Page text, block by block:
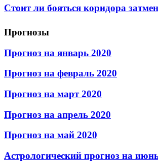
Стоит ли бояться коридора
Прогнозы
Прогноз на январь 2020
Прогноз на февраль 2020
Прогноз на март 2020
Прогноз на апрель 2020
Прогноз на май 2020
Астрологический прогноз на